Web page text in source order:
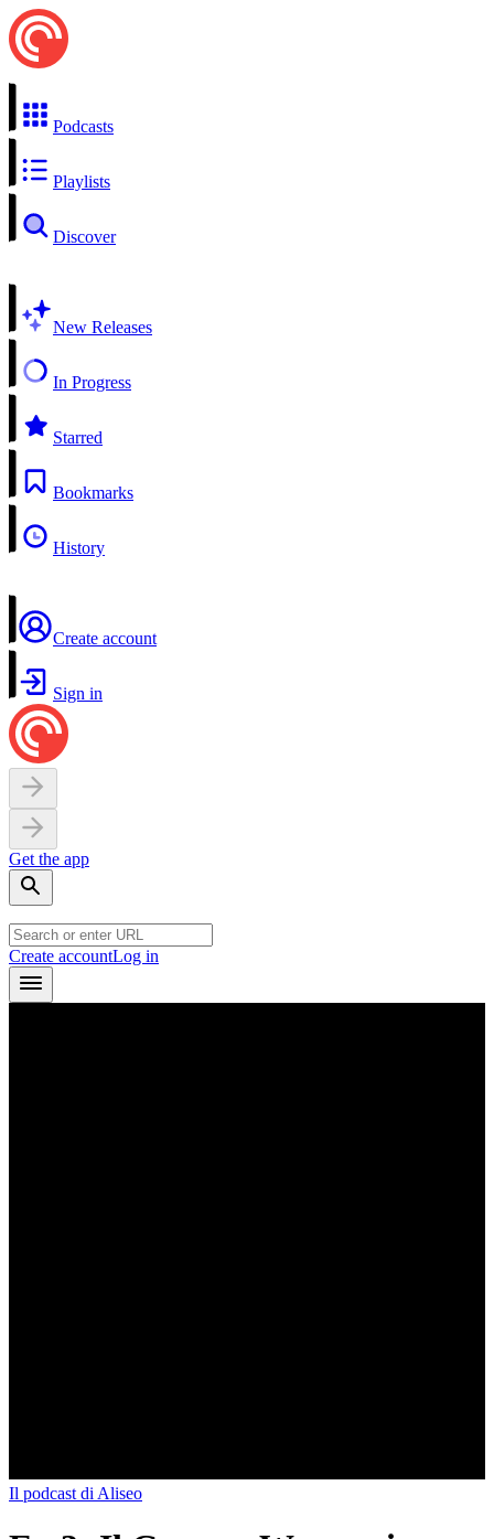
Podcasts
Playlists
Discover
New Releases
In Progress
Starred
Bookmarks
History
Create account
Sign in
Get the app
Create accountLog in
Il podcast di Aliseo